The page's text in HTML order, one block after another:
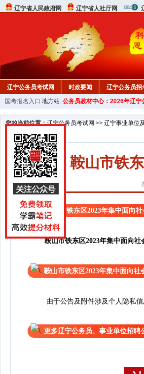
辽宁省人民政府网 辽宁省人社厅网
辽宁公务员考试网 时政要闻 辽宁公务员招
在线咨询 教材中心
国考报名入口 地方站: 公务员教材中心：2026年辽宁
您的当前位置：辽宁公务员考试网 >> 辽宁事业单位
鞍山市铁
鞍山市铁东区2023年集中面向
鞍山市铁东区2023年集中面向
鞍山市铁东区2023年集中面向
由于公告及附件涉及个人隐私信
更多辽宁公务员、事业单位招聘